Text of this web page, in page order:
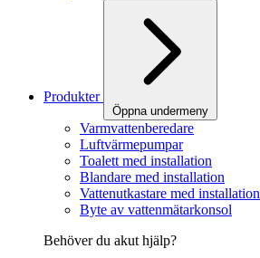
Produkter
Öppna undermeny
Varmvattenberedare
Luftvärmepumpar
Toalett med installation
Blandare med installation
Vattenutkastare med installation
Byte av vattenmätarkonsol
Behöver du akut hjälp?